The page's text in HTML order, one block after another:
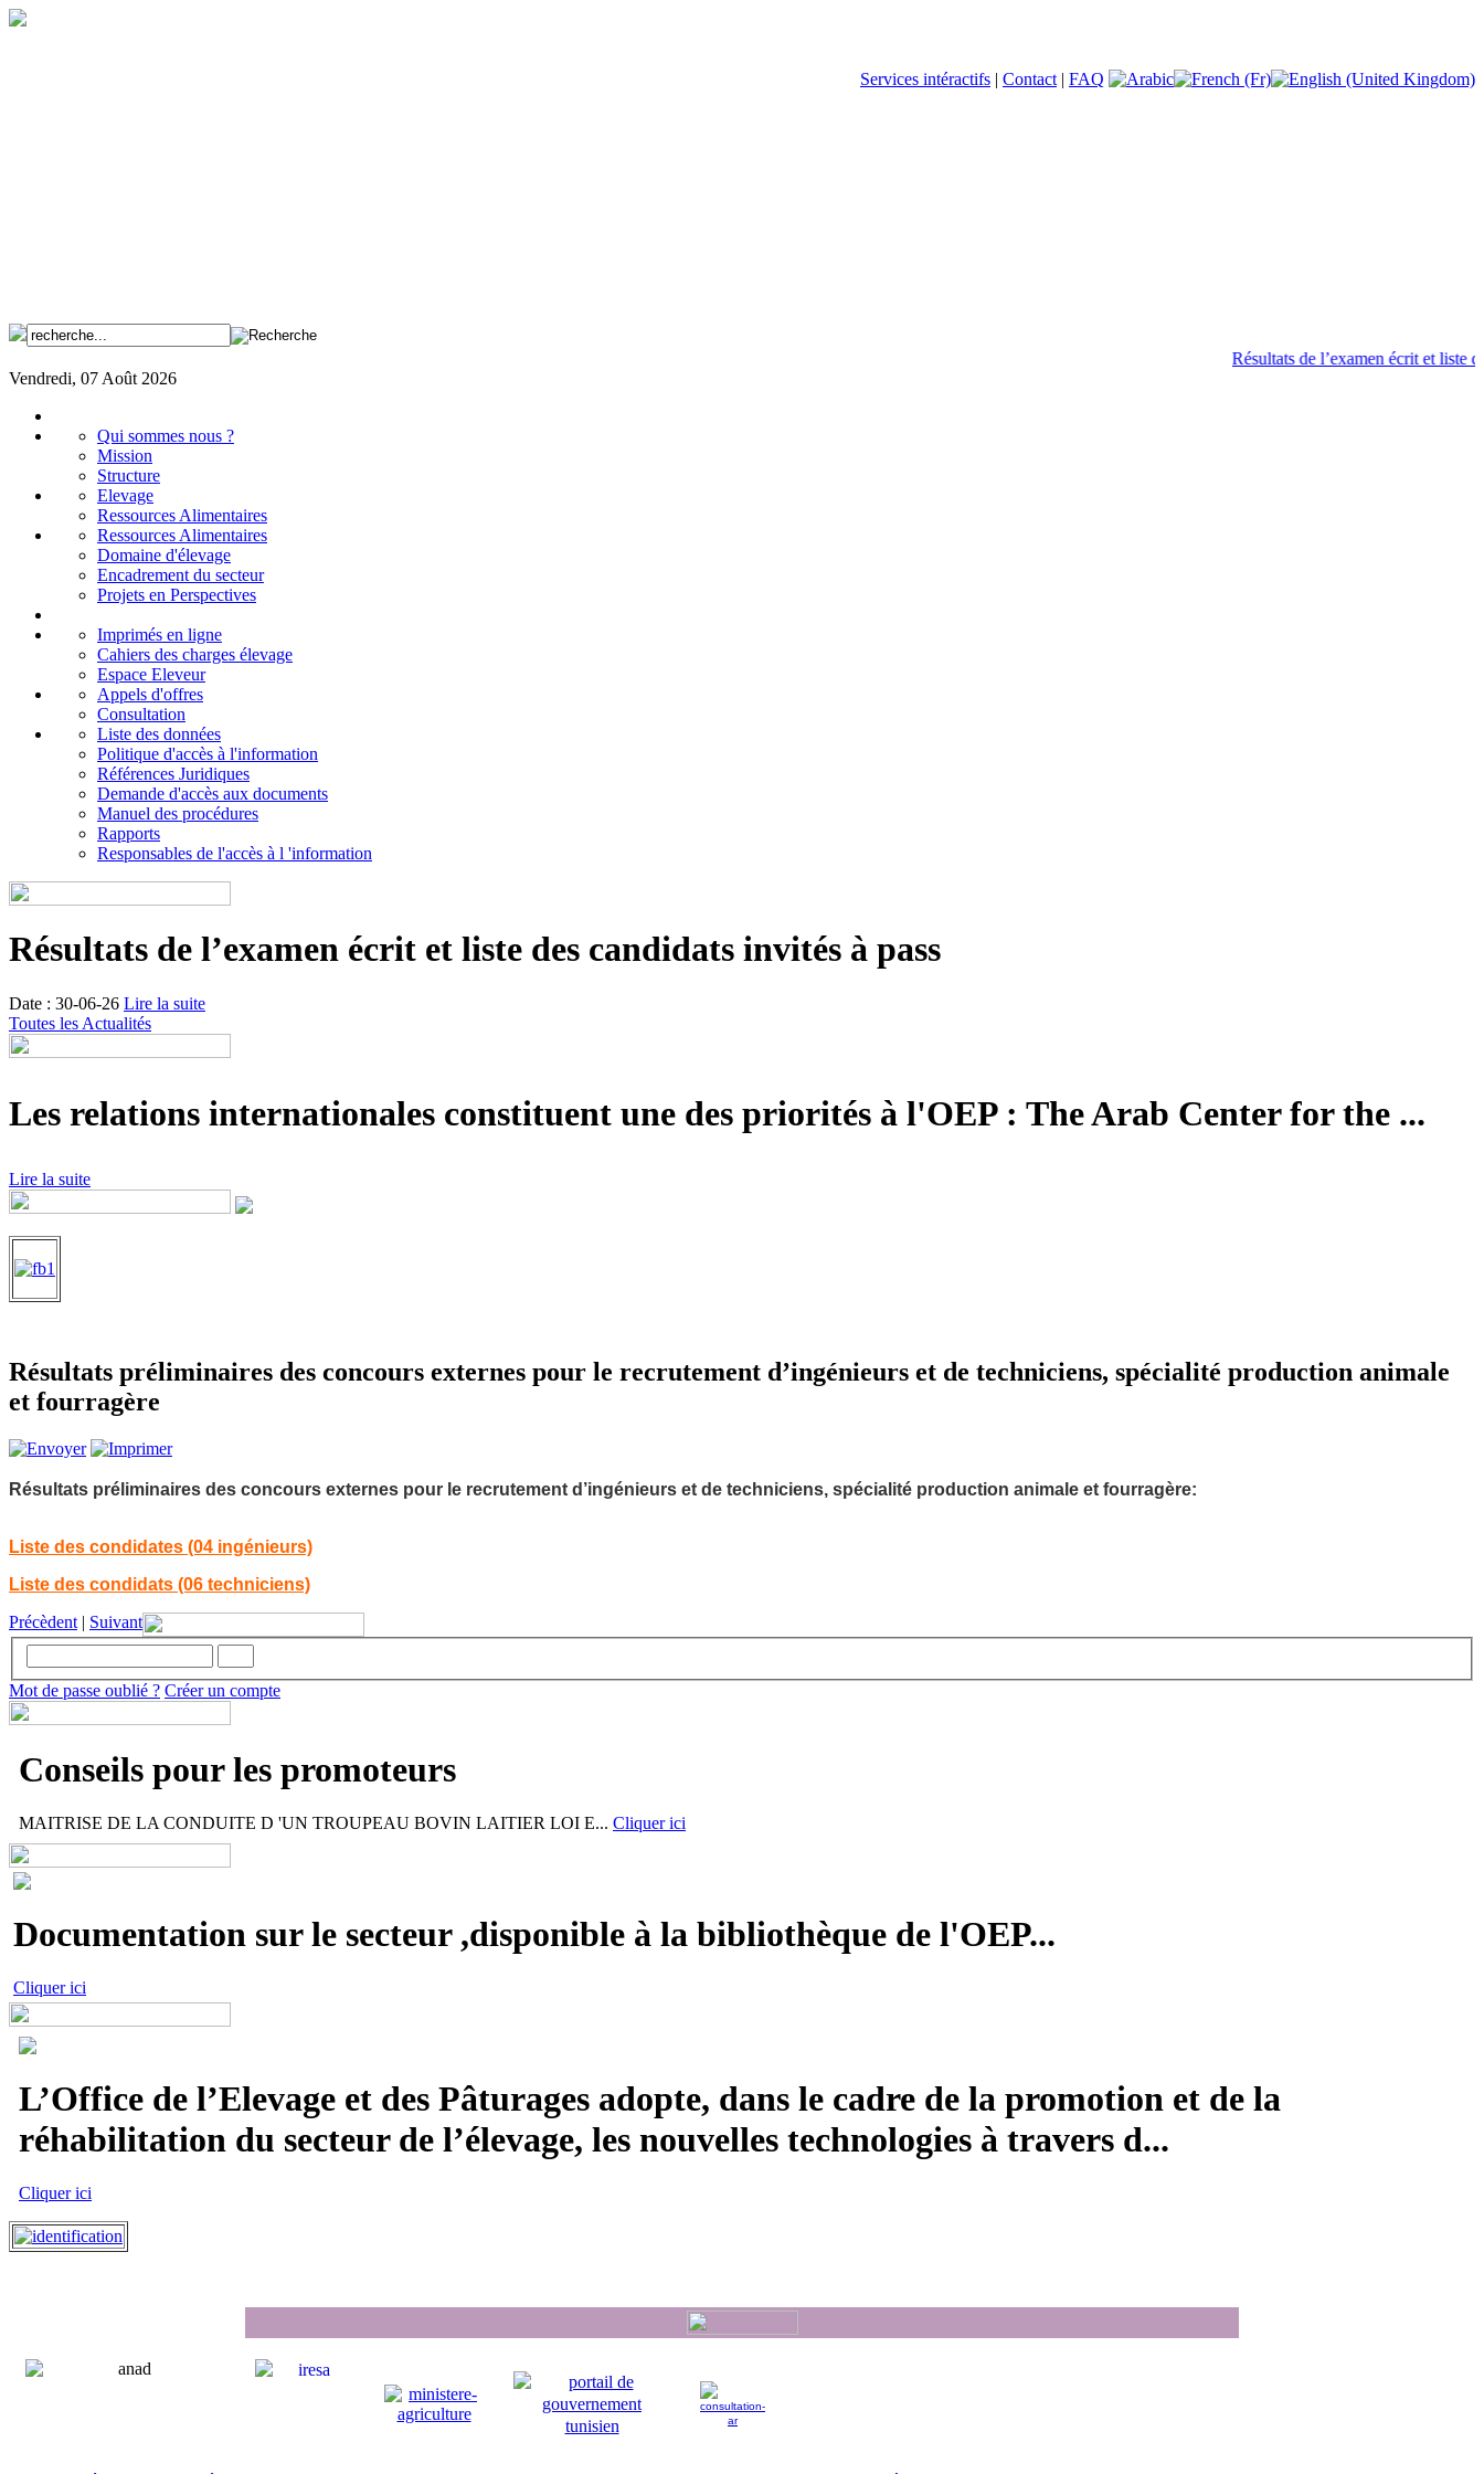
Services intéractifs | Contact | FAQ
Résultats de l’examen écrit et liste
Vendredi, 07 Août 2026
Qui sommes nous ?
Mission
Structure
Elevage
Ressources Alimentaires
Ressources Alimentaires
Domaine d'élevage
Encadrement du secteur
Projets en Perspectives
Imprimés en ligne
Cahiers des charges élevage
Espace Eleveur
Appels d'offres
Consultation
Liste des données
Politique d'accès à l'information
Références Juridiques
Demande d'accès aux documents
Manuel des procédures
Rapports
Responsables de l'accès à l 'information
Résultats de l’examen écrit et liste des candidats invités à pass
Date : 30-06-26 Lire la suite
Toutes les Actualités
Les relations internationales constituent une des priorités à l'OEP : The Arab Center for the ...
Lire la suite
Résultats préliminaires des concours externes pour le recrutement d’ingénieurs et de techniciens, spécialité production animale
et fourragère
Résultats préliminaires des concours externes pour le recrutement d’ingénieurs et de techniciens, spécialité production animale et fourragère:
Liste des condidates (04 ingénieurs)
Liste des condidats (06 techniciens)
Précèdent | Suivant
Mot de passe oublié ? Créer un compte
Conseils pour les promoteurs
MAITRISE DE LA CONDUITE D 'UN TROUPEAU BOVIN LAITIER LOI E... Cliquer ici
Documentation sur le secteur ,disponible à la bibliothèque de l'OEP...
Cliquer ici
L’Office de l’Elevage et des Pâturages adopte, dans le cadre de la promotion et de la
réhabilitation du secteur de l’élevage, les nouvelles technologies à travers d...
Cliquer ici